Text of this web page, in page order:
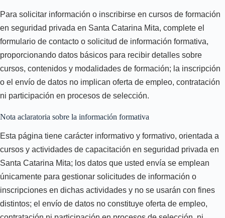
Para solicitar información o inscribirse en cursos de formación
en seguridad privada en Santa Catarina Mita, complete el
formulario de contacto o solicitud de información formativa,
proporcionando datos básicos para recibir detalles sobre
cursos, contenidos y modalidades de formación; la inscripción
o el envío de datos no implican oferta de empleo, contratación
ni participación en procesos de selección.
Nota aclaratoria sobre la información formativa
Esta página tiene carácter informativo y formativo, orientada a
cursos y actividades de capacitación en seguridad privada en
Santa Catarina Mita; los datos que usted envía se emplean
únicamente para gestionar solicitudes de información o
inscripciones en dichas actividades y no se usarán con fines
distintos; el envío de datos no constituye oferta de empleo,